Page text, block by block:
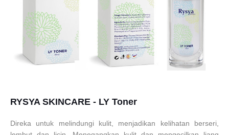
RYSYA SKINCARE - LY Toner
Direka untuk melindungi kulit , menjadikan kelihatan berseri,